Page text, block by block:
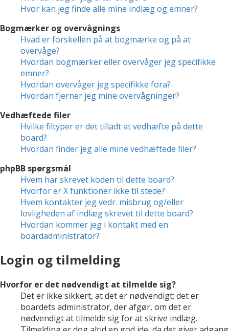
Hvor kan jeg finde alle mine indlæg og emner?
Bogmærker og overvågnings
Hvad er forskellen på at bogmærke og på at
overvåge?
Hvordan bogmærker eller overvåger jeg specifikke
emner?
Hvordan overvåger jeg specifikke fora?
Hvordan fjerner jeg mine overvågninger?
Vedhæftede filer
Hvilke filtyper er det tilladt at vedhæfte på dette
board?
Hvordan finder jeg alle mine vedhæftede filer?
phpBB spørgsmål
Hvem har skrevet koden til dette board?
Hvorfor er X funktioner ikke til stede?
Hvem kontakter jeg vedr. misbrug og/eller
lovligheden af indlæg skrevet til dette board?
Hvordan kommer jeg i kontakt med en
boardadministrator?
Login og tilmelding
Hvorfor er det nødvendigt at tilmelde sig?
Det er ikke sikkert, at det er nødvendigt; det er
boardets administrator, der afgør, om det er
nødvendigt at tilmelde sig for at skrive indlæg.